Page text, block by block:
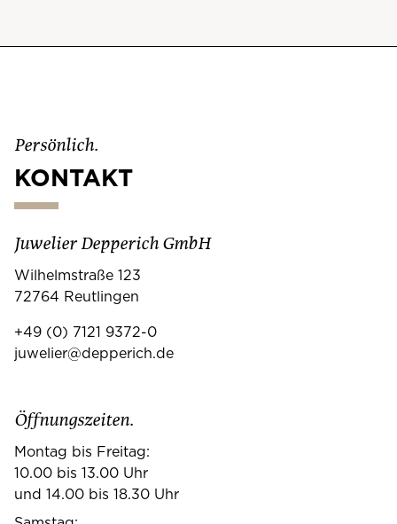
Persönlich.
KONTAKT
Juwelier Depperich GmbH
Wilhelmstraße 123
72764 Reutlingen
+49 (0) 7121 9372-0
juwelier@depperich.de
Öffnungszeiten.
Montag bis Freitag:
10.00 bis 13.00 Uhr
und 14.00 bis 18.30 Uhr